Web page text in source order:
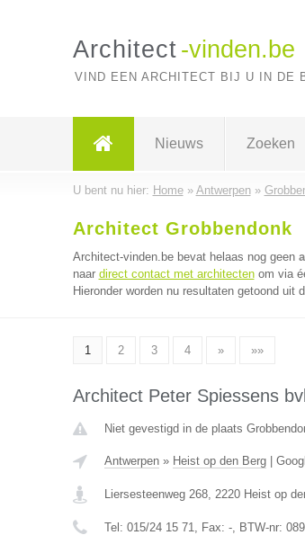
Architect -vinden.be
VIND EEN ARCHITECT BIJ U IN DE
Nieuws Zoeken
U bent nu hier: Home» Antwerpen»
Architect Grobbendonk
Architect-vinden.be bevat helaas nog geen
naar direct contact met architectenom via
Hieronder worden nu resultaten getoond uit
1 2 3 4 » »»
Architect Peter Spiessens
Niet gevestigd in de plaats
Antwerpen» Heist op den Berg|
Liersesteenweg 268, 2220 Heist op
Tel: 015/24 15 71, Fax: -, BTW-nr: